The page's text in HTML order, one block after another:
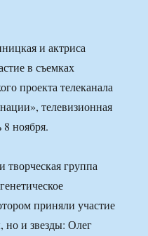
и актриса
в съемках
проекта телеканала
телевизионная
8 ноября.
творческая группа
приняли участие
но и звезды: Олег